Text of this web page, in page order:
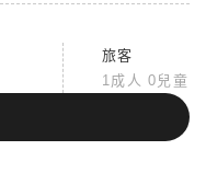
旅客
1成人 0兒童